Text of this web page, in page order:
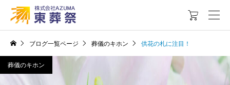

ブログ一覧ページ 葬儀のキホン 供花の札に注目！
葬儀のキホン